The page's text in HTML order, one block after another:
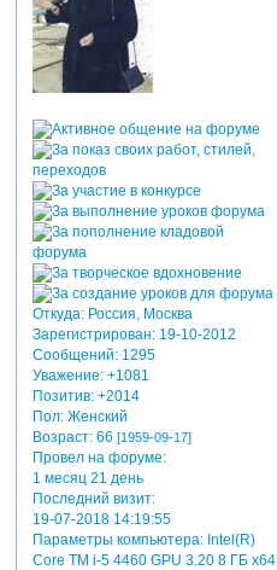
Откуда:Россия, Москва
Зарегистрирован: 19-10-2012
Сообщений:1295
Уважение: +1081
Позитив: +2014
Пол:Женский
Возраст:66 [1959-09-17]
Провел на форуме:
1 месяц 21 день
Последний визит:
19-07-2018 14:19:55
Параметры компьютера:Intel(R)
Core TM i-5 4460 GPU 3.20 8 ГБ х64